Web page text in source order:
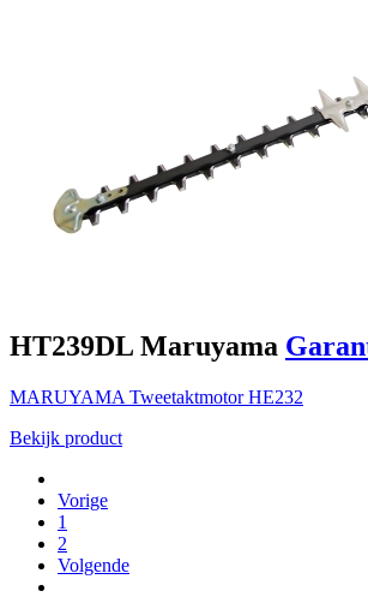
HT239DL Maruyama
MARUYAMA TweetaktmotorHE232
Bekijk product
Vorige
1
2
Volgende